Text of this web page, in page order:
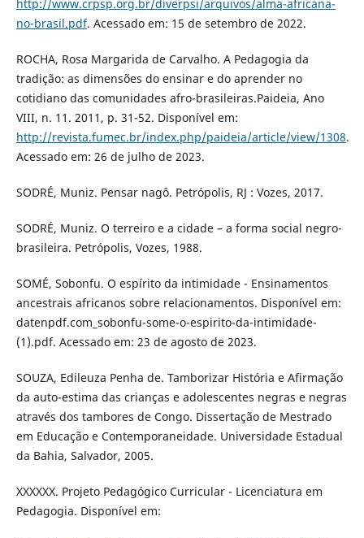
http://www.crpsp.org.br/diverpsi/arquivos/alma-africana-
no-brasil.pdf. Acessado em: 15 de setembro de 2022.
ROCHA, Rosa Margarida de Carvalho. A Pedagogia da
tradição: as dimensões do ensinar e do aprender no
cotidiano das comunidades afro-brasileiras.Paideia, Ano
VIII, n. 11. 2011, p. 31-52. Disponível em:
http://revista.fumec.br/index.php/paideia/article/view/1308.
Acessado em: 26 de julho de 2023.
SODRÉ, Muniz. Pensar nagô. Petrópolis, RJ : Vozes, 2017.
SODRÉ, Muniz. O terreiro e a cidade – a forma social negro-
brasileira. Petrópolis, Vozes, 1988.
SOMÉ, Sobonfu. O espírito da intimidade - Ensinamentos
ancestrais africanos sobre relacionamentos. Disponível em:
datenpdf.com_sobonfu-some-o-espirito-da-intimidade-
(1).pdf. Acessado em: 23 de agosto de 2023.
SOUZA, Edileuza Penha de. Tamborizar História e Afirmação
da auto-estima das crianças e adolescentes negras e negras
através dos tambores de Congo. Dissertação de Mestrado
em Educação e Contemporaneidade. Universidade Estadual
da Bahia, Salvador, 2005.
XXXXXX. Projeto Pedagógico Curricular - Licenciatura em
Pedagogia. Disponível em: